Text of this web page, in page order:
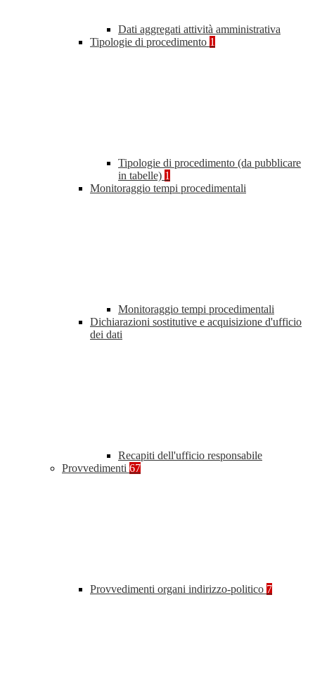
Dati aggregati attività amministrativa
Tipologie di procedimento 1
Tipologie di procedimento (da pubblicare
in tabelle) 1
Monitoraggio tempi procedimentali
Monitoraggio tempi procedimentali
Dichiarazioni sostitutive e acquisizione d'ufficio
dei dati
Recapiti dell'ufficio responsabile
Provvedimenti 67
Provvedimenti organi indirizzo-politico 7